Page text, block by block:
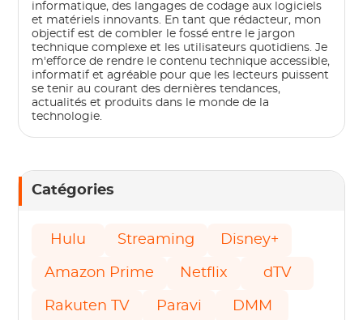
informatique, des langages de codage aux logiciels
et matériels innovants. En tant que rédacteur, mon
objectif est de combler le fossé entre le jargon
technique complexe et les utilisateurs quotidiens. Je
m'efforce de rendre le contenu technique accessible,
informatif et agréable pour que les lecteurs puissent
se tenir au courant des dernières tendances,
actualités et produits dans le monde de la
technologie.
Catégories
Hulu Streaming Disney+
Amazon Prime Netflix dTV
Rakuten TV Paravi DMM